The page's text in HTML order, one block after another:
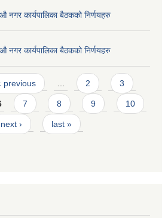
नगर कार्यपालिका बैठकको निर्णयहरु
नगर कार्यपालिका बैठकको निर्णयहरु
previous 2 3
7 8 9 10
next › last »